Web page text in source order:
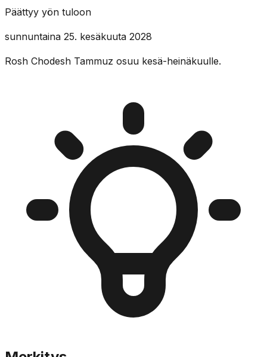
Päättyy yön tuloon
sunnuntaina 25. kesäkuuta 2028
Rosh Chodesh Tammuz osuu kesä-heinäkuulle.